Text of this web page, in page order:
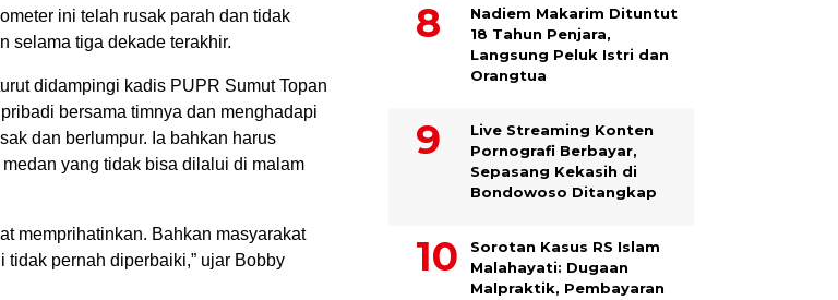
ini telah rusak parah dan tidak
selama tiga dekade terakhir.
didampingi kadis PUPR Sumut Topan
bersama timnya dan menghadapi
dan berlumpur. Ia bahkan harus
yang tidak bisa dilalui di malam
memprihatinkan. Bahkan masyarakat
pernah diperbaiki,” ujar Bobby
​Nadiem Makarim Dituntut
18 Tahun Penjara,
Langsung Peluk Istri dan
Orangtua
Live Streaming Konten
Pornografi Berbayar,
Sepasang Kekasih di
Bondowoso Ditangkap
Sorotan Kasus RS Islam
Malahayati: Dugaan
Malpraktik, Pembayaran